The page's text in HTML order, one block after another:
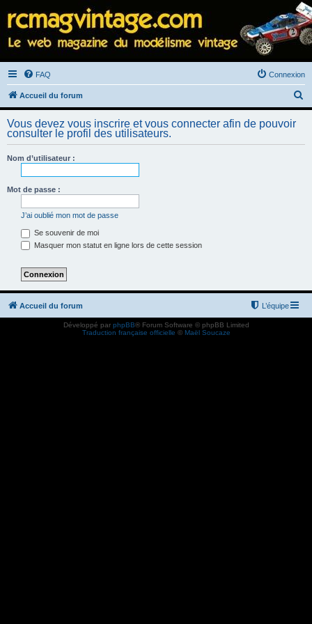
FAQ Connexion
Accueil du forum
e
h
Vous devez vous inscrire et vous connecter afin de pouvoir
consulter le profil des utilisateurs.
Nom d’utilisateur :
Mot de passe :
J’ai oublié mon mot de passe
Se souvenir de moi
Masquer mon statut en ligne lors de cette session
Accueil du forum L’équipe
Développé par phpBB® Forum Software © phpBB Limited
Traduction française officielle © Maël Soucaze